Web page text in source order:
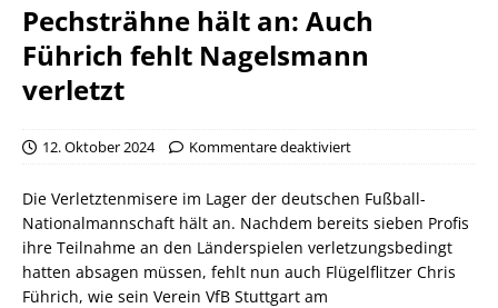
Pechsträhne hält an: Auch
Führich fehlt Nagelsmann
verletzt
12. Oktober 2024 Kommentare deaktiviert
Die Verletztenmisere im Lager der deutschen Fußball-
Nationalmannschaft hält an. Nachdem bereits sieben Profis
ihre Teilnahme an den Länderspielen verletzungsbedingt
hatten absagen müssen, fehlt nun auch Flügelflitzer Chris
Führich, wie sein Verein VfB Stuttgart am